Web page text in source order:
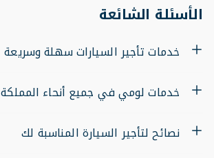
الأسئلة الشائعة
خدمات تأجير السيارات سهلة وسريعة
خدمات لومي في جميع أنحاء المملكة
نصائح لتأجير السيارة المناسبة لك